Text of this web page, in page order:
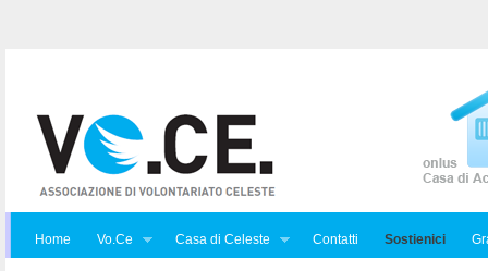
Home Vo.Ce Casa di Celeste Contatti Sostienici